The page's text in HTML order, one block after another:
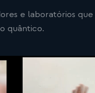
e laboratórios que
quântico.